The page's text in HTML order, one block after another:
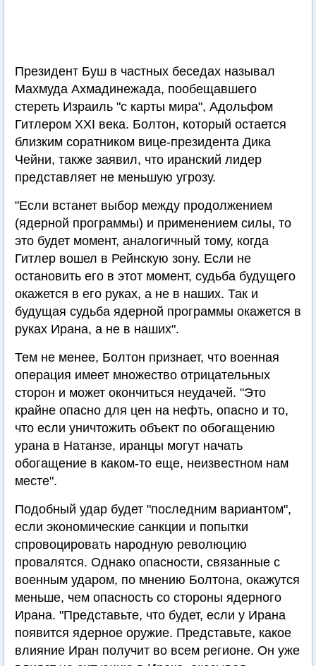
Президент Буш в частных беседах называл
Махмуда Ахмадинежада, пообещавшего
стереть Израиль "с карты мира", Адольфом
Гитлером XXI века. Болтон, который остается
близким соратником вице-президента Дика
Чейни, также заявил, что иранский лидер
представляет не меньшую угрозу.
"Если встанет выбор между продолжением
(ядерной программы) и применением силы, то
это будет момент, аналогичный тому, когда
Гитлер вошел в Рейнскую зону. Если не
остановить его в этот момент, судьба будущего
окажется в его руках, а не в наших. Так и
будущая судьба ядерной программы окажется в
руках Ирана, а не в наших".
Тем не менее, Болтон признает, что военная
операция имеет множество отрицательных
сторон и может окончиться неудачей. "Это
крайне опасно для цен на нефть, опасно и то,
что если уничтожить объект по обогащению
урана в Натанзе, иранцы могут начать
обогащение в каком-то еще, неизвестном нам
месте".
Подобный удар будет "последним вариантом",
если экономические санкции и попытки
спровоцировать народную революцию
провалятся. Однако опасности, связанные с
военным ударом, по мнению Болтона, окажутся
меньше, чем опасность со стороны ядерного
Ирана. "Представьте, что будет, если у Ирана
появится ядерное оружие. Представьте, какое
влияние Иран получит во всем регионе. Он уже